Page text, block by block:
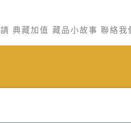
典藏加值 藏品小故事 聯絡我